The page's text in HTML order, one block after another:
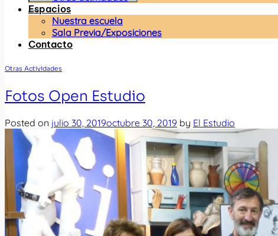
Espacios
Nuestra escuela
Sala Previa/Exposiciones
Contacto
Otras Actividades
Fotos Open Estudio
Posted on julio 30, 2019octubre 30, 2019 by El Estudio